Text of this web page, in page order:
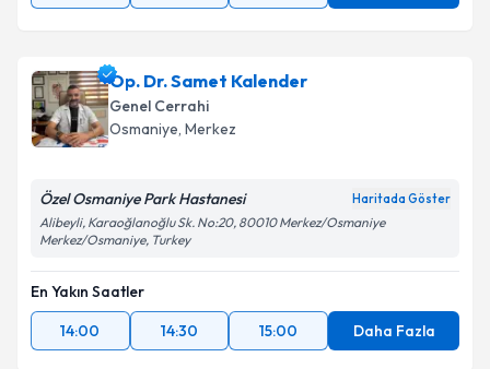
Op. Dr. Samet Kalender
Genel Cerrahi
Osmaniye, Merkez
Özel Osmaniye Park Hastanesi Haritada Göster
Alibeyli, Karaoğlanoğlu Sk. No:20, 80010 Merkez/Osmaniye
Merkez/Osmaniye, Turkey
En Yakın Saatler
14:00
14:30 15:00 Daha Fazla